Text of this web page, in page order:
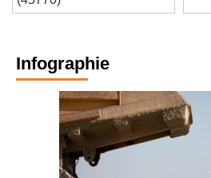
(45770)
Infographie